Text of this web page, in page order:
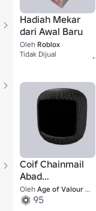
Hadiah Mekar
dari Awal Baru
Oleh Roblox
Tidak Dijual
Coif Chainmail
Abad
Pertengahan
Oleh Age of Valour UGC
95